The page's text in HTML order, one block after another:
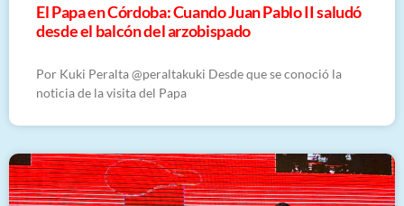
El Papa en Córdoba: Cuando Juan Pablo II saludó
desde el balcón del arzobispado
Por Kuki Peralta @peraltakuki Desde que se conoció la
noticia de la visita del Papa